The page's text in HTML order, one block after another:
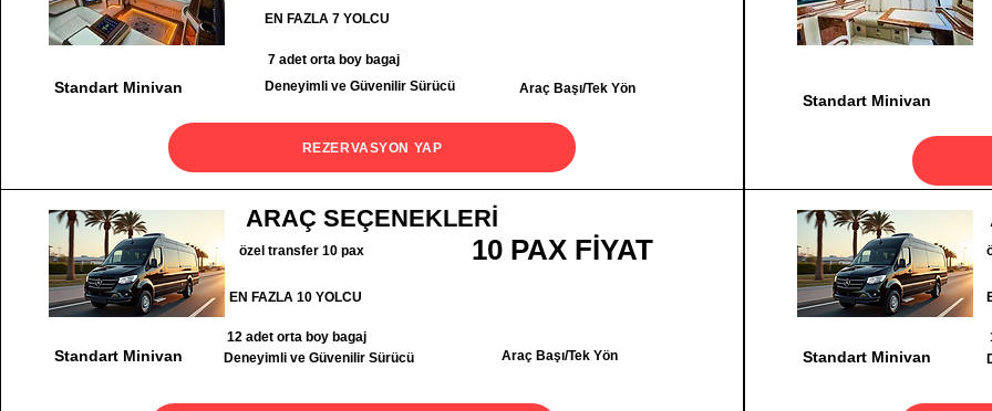
EN FAZLA 7 YOLCU
7 adet orta boy bagaj
Standart Minivan Deneyimli ve Güvenilir Sürücü Araç Başı/Tek Yön
REZERVASYON YAP
Standart Minivan
ARAÇ SEÇENEKLERİ
özel transfer 10 pax 10 PAX FİYAT
EN FAZLA 10 YOLCU
12 adet orta boy bagaj
Standart Minivan Deneyimli ve Güvenilir Sürücü Araç Başı/Tek Yön Standart Minivan